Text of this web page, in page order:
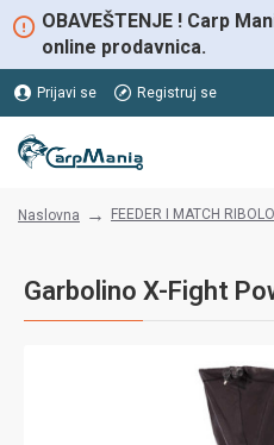
OBAVEŠTENJE ! Carp
online prodavnica.
Prijavi se Registruj se
Naslovna FEEDER I MATCH
Garbolino X-Fight